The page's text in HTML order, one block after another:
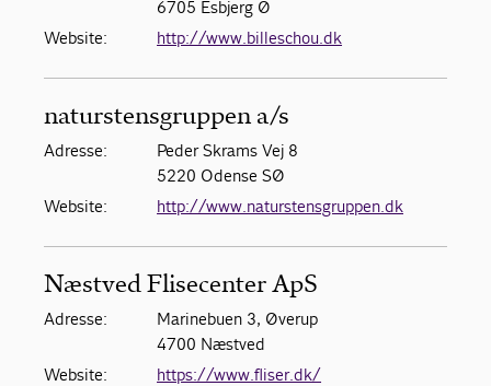
6705 Esbjerg Ø
Website:
http://www.billeschou.dk
naturstensgruppen a/s
Adresse:
Peder Skrams Vej 8
5220 Odense SØ
Website:
http://www.naturstensgruppen.dk
Næstved Flisecenter ApS
Adresse:
Marinebuen 3, Øverup
4700 Næstved
Website:
https://www.fliser.dk/